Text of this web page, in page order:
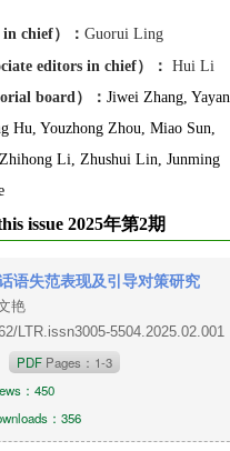
chief）：Guorui Ling
editors in chief） ：
Hui Li
board）：Jiwei Zhang, Yayan
Hu, Youzhong Zhou, Miao Sun,
Li, Zhushui Lin, Junming
issue 2025年第2期
语失范表现及引导对策研究
艳
LTR.issn3005-5504.2025.02.001
PDF Pages：1-3
：450
：356